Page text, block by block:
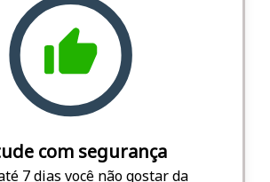
com segurança
7 dias você não gostar da